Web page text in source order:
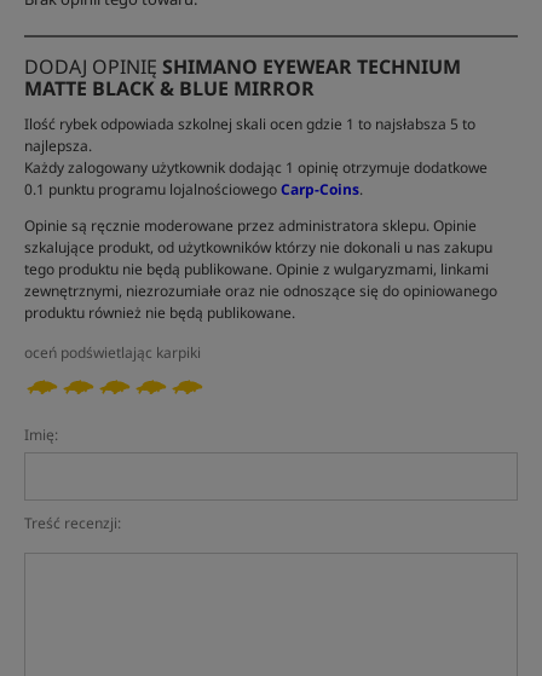
DODAJ OPINIĘ SHIMANO EYEWEAR TECHNIUM
MATTE BLACK & BLUE MIRROR
Ilość rybek odpowiada szkolnej skali ocen gdzie 1 to najsłabsza 5 to
najlepsza.
Każdy zalogowany użytkownik dodając 1 opinię otrzymuje dodatkowe
0.1 punktu programu lojalnościowegoCarp-Coins.
Opinie są ręcznie moderowane przez administratora sklepu. Opinie
szkalujące produkt, od użytkowników którzy nie dokonali u nas zakupu
tego produktu nie będą publikowane. Opinie z wulgaryzmami, linkami
zewnętrznymi, niezrozumiałe oraz nie odnoszące się do opiniowanego
produktu również nie będą publikowane.
oceń podświetlając karpiki
Imię:
Treść recenzji: